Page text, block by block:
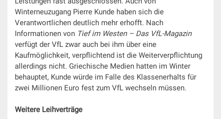
Winterneuzugang Pierre Kunde haben sich die
Verantwortlichen deutlich mehr erhofft. Nach
Informationen von Tief im Westen – Das VfL-Magazin
verfügt der VfL zwar auch bei ihm über eine
Kaufmöglichkeit, verpflichtend ist die Weiterverpflichtung
allerdings nicht. Griechische Medien hatten im Winter
behauptet, Kunde würde im Falle des Klassenerhalts für
zwei Millionen Euro fest zum VfL wechseln müssen.
Weitere Leihverträge